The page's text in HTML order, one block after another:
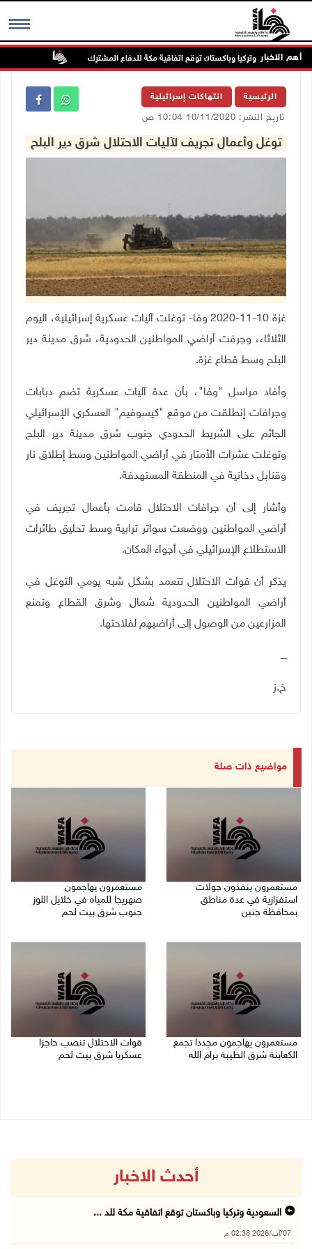
MENU أهم الاخبار
السعودية وتركيا وباكستان توقع اتفاقية مكة للدفاع المشترك
الرئيسية انتهاكات إسرائيلية
تاريخ النشر: 10/11/2020 10:04 ص
توغل وأعمال تجريف لآليات الاحتلال شرق دير البلح
غزة 10-11-2020 وفا- توغلت آليات عسكرية إسرائيلية، اليوم
الثلاثاء، وجرفت أراضي المواطنين الحدودية، شرق مدينة دير
البلح وسط قطاع غزة.
وأفاد مراسل "وفا"، بأن عدة آليات عسكرية تضم دبابات
وجرافات إنطلقت من موقع "كيسوفيم" العسكري الإسرائيلي
الجاثم على الشريط الحدودي جنوب شرق مدينة دير البلح
وتوغلت عشرات الأمتار في أراضي المواطنين وسط إطلاق نار
وقنابل دخانية في المنطقة المستهدفة.
وأشار إلى أن جرافات الاحتلال قامت بأعمال تجريف في
أراضي المواطنين ووضعت سواتر ترابية وسط تحليق طائرات
الاستطلاع الإسرائيلي في أجواء المكان.
يذكر أن قوات الاحتلال تتعمد بشكل شبه يومي التوغل في
أراضي المواطنين الحدودية شمال وشرق القطاع وتمنع
المزارعين من الوصول إلى أراضيهم لفلاحتها.
ــــ
خ.ز
مواضيع ذات صلة
مستعمرون ينفذون جولات
استفزازية في عدة مناطق
بمحافظة جنين
مستعمرون يهاجمون
صهريجا للمياه في خلايل اللوز
جنوب شرق بيت لحم
مستعمرون يهاجمون مجددا تجمع
الكعابنة شرق الطيبة برام الله
قوات الاحتلال تنصب حاجزا
عسكريا شرق بيت لحم
أحدث الاخبار
السعودية وتركيا وباكستان توقع اتفاقية مكة للد ...
07/آب/2026 02:38 م